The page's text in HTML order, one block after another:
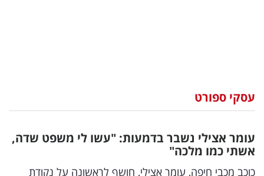
וצרכנות
דיגיטל
וטק
עסקי ספורט
עומר אצילי נשבר בדמעות: "עשו לי משפט שדה,
אשתי כמו מלכה"
כוכב מכבי חיפה, עומר אצילי, חושף לראשונה על נקודת